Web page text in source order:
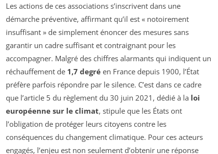
Les actions de ces associations s’inscrivent dans une
démarche préventive, affirmant qu’il est « notoirement
insuffisant » de simplement énoncer des mesures sans
garantir un cadre suffisant et contraignant pour les
accompagner. Malgré des chiffres alarmants qui indiquent un
réchauffement de 1,7 degré en France depuis 1900, l’État
préfère parfois répondre par le silence. C’est dans ce cadre
que l’article 5 du règlement du 30 juin 2021, dédié à la loi
européenne sur le climat, stipule que les États ont
l’obligation de protéger leurs citoyens contre les
conséquences du changement climatique. Pour ces acteurs
engagés, l’enjeu est non seulement d’obtenir une réponse